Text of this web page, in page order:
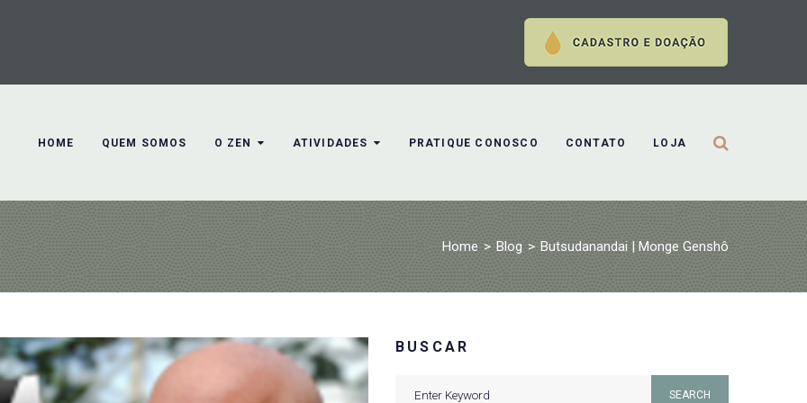
HOME QUEM SOMOS O ZEN ATIVIDADES PRATIQUE CONOSCO CONTATO LOJA
Home > Blog > Butsudanandai | Monge Genshô
BUSCAR
SEARCH